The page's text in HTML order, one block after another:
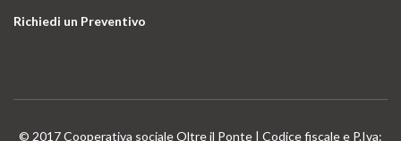
Richiedi un Preventivo
© 2017 Cooperativa sociale Oltre il Ponte | Codice fiscale e P.Iva: